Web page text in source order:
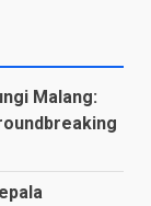
Malang: